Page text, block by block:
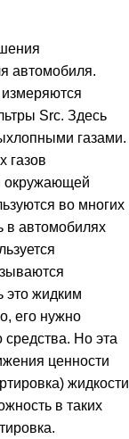
автомобиля.
Src. Здесь
газами.
газов
окружающей
во многих
в автомобилях
это жидким
его нужно
средства. Но эта
ценности
жидкости
в таких